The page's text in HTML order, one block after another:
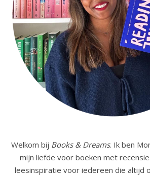
Welkom bij Books & Dreams. Ik ben
mijn liefde voor boeken met
leesinspiratie voor iedereen die altijd